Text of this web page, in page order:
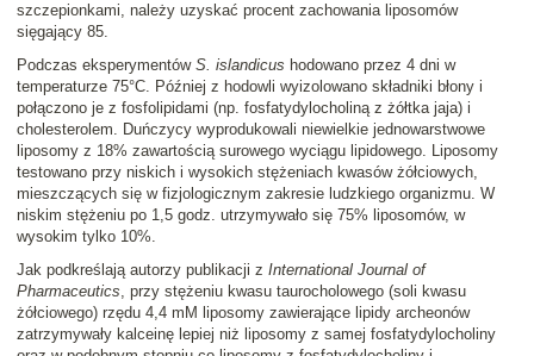
szczepionkami, należy uzyskać procent zachowania liposomów
sięgający 85.
Podczas eksperymentów S. islandicus hodowano przez 4 dni w
temperaturze 75°C. Później z hodowli wyizolowano składniki błony i
połączono je z fosfolipidami (np. fosfatydylocholiną z żółtka jaja) i
cholesterolem. Duńczycy wyprodukowali niewielkie jednowarstwowe
liposomy z 18% zawartością surowego wyciągu lipidowego. Liposomy
testowano przy niskich i wysokich stężeniach kwasów żółciowych,
mieszczących się w fizjologicznym zakresie ludzkiego organizmu. W
niskim stężeniu po 1,5 godz. utrzymywało się 75% liposomów, w
wysokim tylko 10%.
Jak podkreślają autorzy publikacji z International Journal of
Pharmaceutics, przy stężeniu kwasu taurocholowego (soli kwasu
żółciowego) rzędu 4,4 mM liposomy zawierające lipidy archeonów
zatrzymywały kalceinę lepiej niż liposomy z samej fosfatydylocholiny